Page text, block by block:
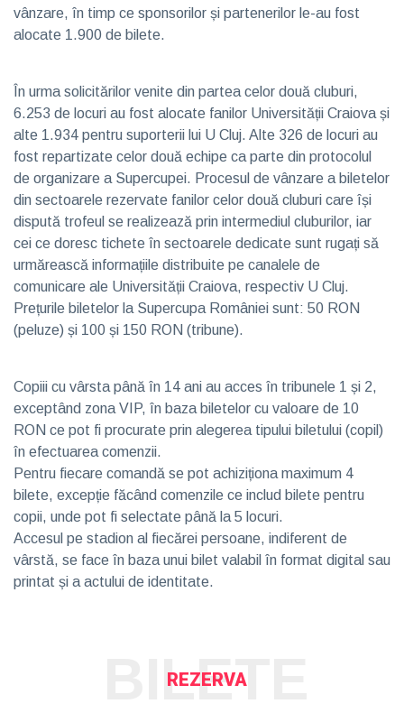
vânzare, în timp ce sponsorilor și partenerilor le-au fost
alocate 1.900 de bilete.
În urma solicitărilor venite din partea celor două cluburi,
6.253 de locuri au fost alocate fanilor Universității Craiova și
alte 1.934 pentru suporterii lui U Cluj. Alte 326 de locuri au
fost repartizate celor două echipe ca parte din protocolul
de organizare a Supercupei. Procesul de vânzare a biletelor
din sectoarele rezervate fanilor celor două cluburi care își
dispută trofeul se realizează prin intermediul cluburilor, iar
cei ce doresc tichete în sectoarele dedicate sunt rugați să
urmărească informațiile distribuite pe canalele de
comunicare ale Universității Craiova, respectiv U Cluj.
Prețurile biletelor la Supercupa României sunt: 50 RON
(peluze) și 100 și 150 RON (tribune).
Copiii cu vârsta până în 14 ani au acces în tribunele 1 și 2,
exceptând zona VIP, în baza biletelor cu valoare de 10
RON ce pot fi procurate prin alegerea tipului biletului (copil)
în efectuarea comenzii.
Pentru fiecare comandă se pot achiziționa maximum 4
bilete, excepție făcând comenzile ce includ bilete pentru
copii, unde pot fi selectate până la 5 locuri.
Accesul pe stadion al fiecărei persoane, indiferent de
vârstă, se face în baza unui bilet valabil în format digital sau
printat și a actului de identitate.
REZERVA
BILETE